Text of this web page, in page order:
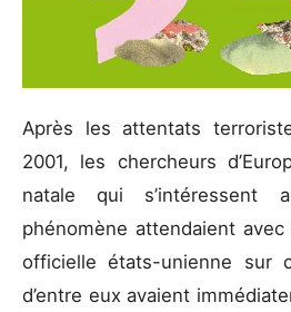
Après les attentats
2001, les chercheurs
natale qui
phénomène attendaient avec
officielle états-unienne sur
d’entre eux avaient